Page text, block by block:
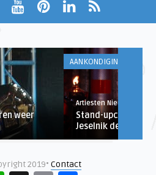
weer
AANKONDIGINGEN
Artiesten Nieuws
Stand-upcomedian
Jeselnik deze
2019• Contact